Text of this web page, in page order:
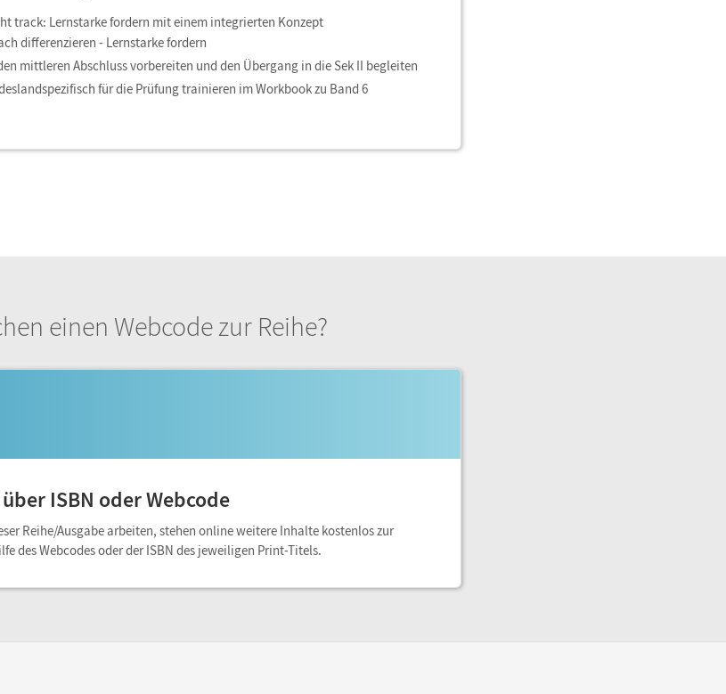
track: Lernstarke fordern mit einem integrierten Konzept
differenzieren - Lernstarke fordern
mittleren Abschluss vorbereiten und den Übergang in die Sek II begleiten
für die Prüfung trainieren im Workbook zu Band 6
einen Webcode zur Reihe?
ISBN oder Webcode
Reihe/Ausgabe arbeiten, stehen online weitere Inhalte kostenlos zur
des Webcodes oder der ISBN des jeweiligen Print-Titels.